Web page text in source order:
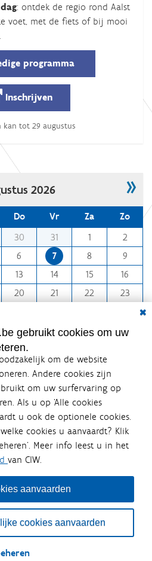
: ontdek de regio rond Aalst
voet, met de fiets of bij mooi
programma
Inschrijven
kan tot 29 augustus
2026 »
Do Vr Za
Zo
30 31 1
2
6 7 8
9
13 14 15
16
20 21 22
23
3 4 5 6
gebruikt cookies om uw
om de website
Andere cookies zijn
om uw surfervaring op
Als u op ‘Alle cookies
u ook de optionele cookies.
cookies u aanvaardt? Klik
Meer info leest u in het
van CIW.
aanvaarden
cookies aanvaarden
is een
de Vlaamse
Integraal
Waterbeleid (CIW) is een
betrokken zijn. Ook
het overleg. Deze
en
waterbeleid en waterbeheer